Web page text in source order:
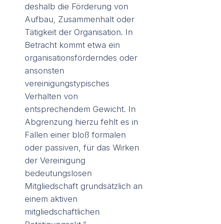
deshalb die Förderung von
Aufbau, Zusammenhalt oder
Tätigkeit der Organisation. In
Betracht kommt etwa ein
organisationsförderndes oder
ansonsten
vereinigungstypisches
Verhalten von
entsprechendem Gewicht. In
Abgrenzung hierzu fehlt es in
Fällen einer bloß formalen
oder passiven, für das Wirken
der Vereinigung
bedeutungslosen
Mitgliedschaft grundsätzlich an
einem aktiven
mitgliedschaftlichen